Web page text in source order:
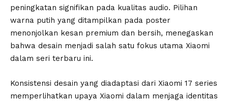
peningkatan signifikan pada kualitas audio. Pilihan
warna putih yang ditampilkan pada poster
menonjolkan kesan premium dan bersih, menegaskan
bahwa desain menjadi salah satu fokus utama Xiaomi
dalam seri terbaru ini.
Konsistensi desain yang diadaptasi dari Xiaomi 17 series
memperlihatkan upaya Xiaomi dalam menjaga identitas